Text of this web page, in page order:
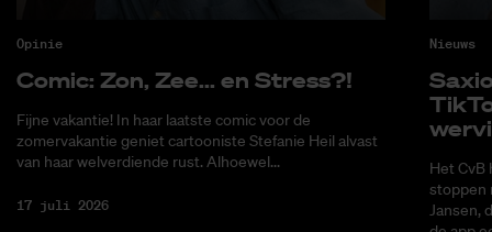
Opinie
Co­mic: Zon, Zee... en Stress?!
Fijne vakantie! In haar laatste comic voor de
zomervakantie geniet cartooniste Stefanie Heil alvast
van haar welverdiende rust. Alhoewel...
17 juli 2026
Nieuws
Het CvB
stoppen
Jansen,